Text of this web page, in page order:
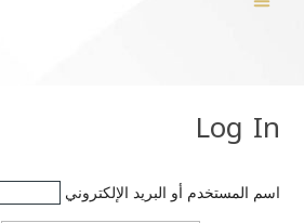
Log In
اسم المستخدم أو البريد الإلكتروني